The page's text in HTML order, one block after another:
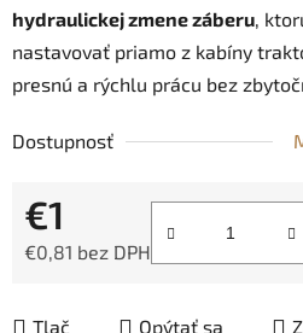
hydraulickej zmene záberu,
nastavovať priamo z kabíny
presnú a rýchlu prácu bez
Dostupnosť
€1
€0,81 bez DPH
Tlač Opýtať sa